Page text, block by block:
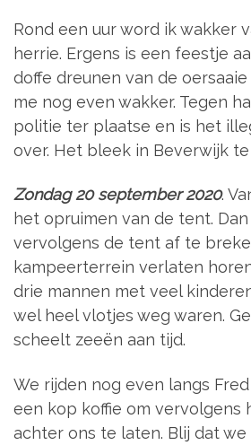
Rond een uur word ik wakker
herrie. Ergens is een feestje
doffe dreunen van de
me nog even wakker. Tegen
politie ter plaatse en is het
over. Het bleek in Beverwijk
Zondag 20 september 2020.
het opruimen van de tent.
vervolgens de tent af te
kampeerterrein verlaten
drie mannen met veel
wel heel vlotjes weg waren.
scheelt zeeën aan tijd.
We rijden nog even langs
een kop koffie om vervolgens
achter ons te laten. Blij dat